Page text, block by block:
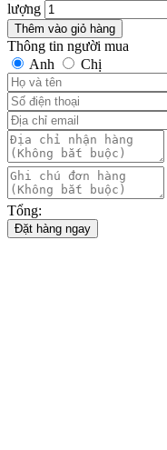
lượng
Thêm vào giỏ hàng
Thông tin người mua
Anh
Chị
Tổng:
Đặt hàng ngay